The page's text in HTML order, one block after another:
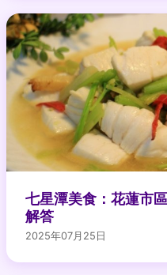
七星潭美食：花蓮市
解答
2025年07月25日